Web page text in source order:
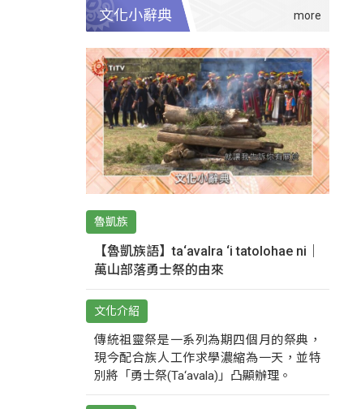
文化小辭典
魯凱族
【魯凱族語】ta‘avalra ‘i tatolohae ni｜
萬山部落勇士祭的由來
文化介紹
傳統祖靈祭是一系列為期四個月的祭典，
現今配合族人工作求學濃縮為一天，並特
別將「勇士祭(Ta‘avala)」凸顯辦理。